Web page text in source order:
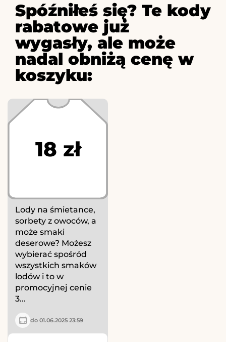
Spóźniłeś się? Te kody
rabatowe już
wygasły, ale może
nadal obniżą cenę w
koszyku:
18 zł
Lody na śmietance,
sorbety z owoców, a
może smaki
deserowe? Możesz
wybierać spośród
wszystkich smaków
lodów i to w
promocyjnej cenie
3...
do 01.06.2025 23:59